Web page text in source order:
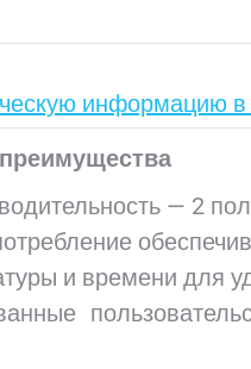
информацию
— 2
и времени для